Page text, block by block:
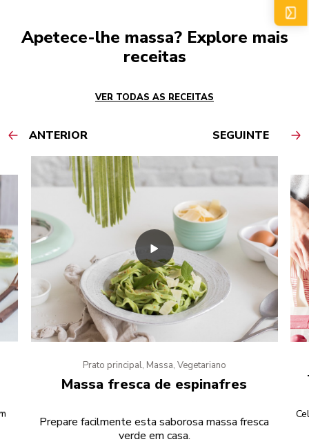
Apetece-lhe massa? Explore mais
receitas
VER TODAS AS RECEITAS
ANTERIOR SEGUINTE
Prato principal, Massa, Vegetariano
Massa fresca de espinafres
Prepare facilmente esta saborosa massa fresca
verde em casa.